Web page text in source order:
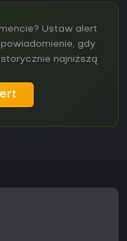
Ustaw alert
gdy
najniższą